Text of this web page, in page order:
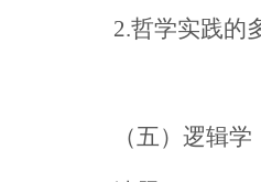
2.哲学实践的
（五）逻辑学